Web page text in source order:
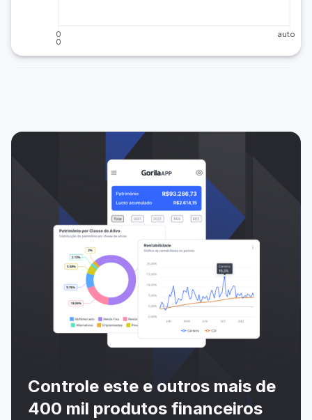
0
0
auto
Controle este e outros mais de
400 mil produtos financeiros